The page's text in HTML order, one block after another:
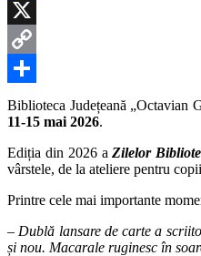
Telegram
X
Copy
Link
Partajează
Biblioteca Județeană „Octavian
11-15 mai 2026.
Ediția din 2026 aZilelor
vârstele, de la ateliere pentru
Printre cele mai importante
– Dublă lansare de carte a
și nou. Macarale ruginesc în